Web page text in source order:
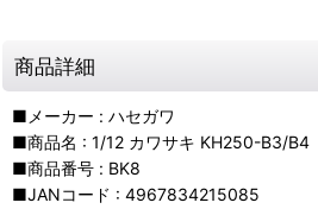
商品詳細
■メーカー : ハセガワ
■商品名 : 1/12 カワサキ KH250-B3/B4
■商品番号 : BK8
■JANコード : 4967834215085